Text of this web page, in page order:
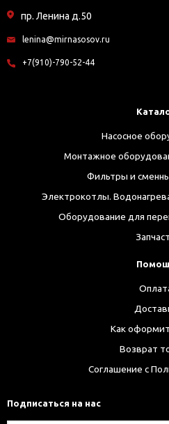
пр. Ленина д.50
lenina@mirnasosov.ru
+7(910)-790-52-44
Насосное
Монтажное
Фильтры и
Электрокотлы.
Оборудование для
Как
Возврат
Соглашение с
Подписаться на нас